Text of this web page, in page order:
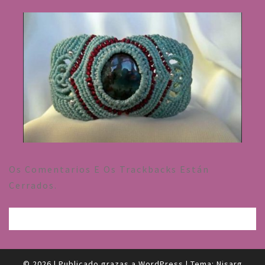
Os Comentarios E Os Trackbacks Están
Cerrados.